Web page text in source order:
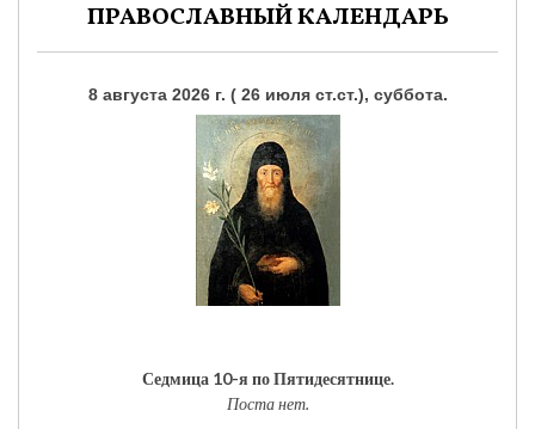
ПРАВОСЛАВНЫЙ КАЛЕНДАРЬ
8 августа 2026 г. ( 26 июля ст.ст.), суббота.
Седмица 10-я по Пятидесятнице.
Поста нет.